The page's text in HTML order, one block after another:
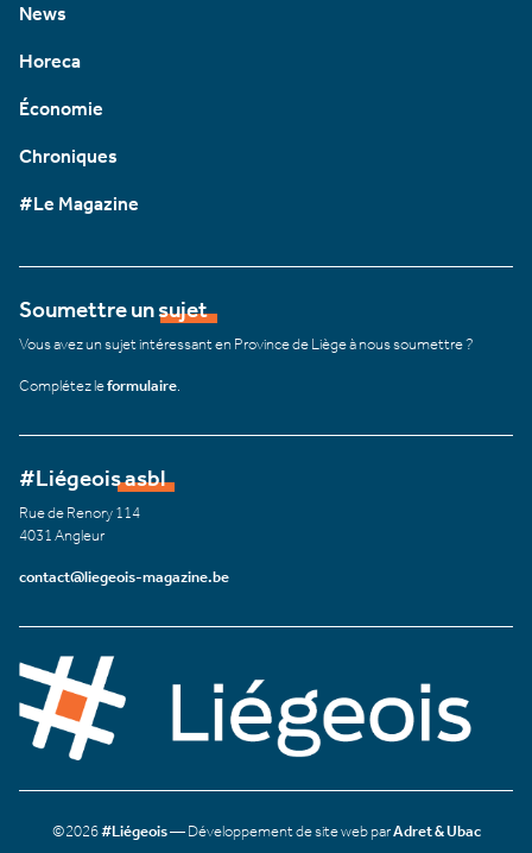
News
Horeca
Économie
Chroniques
#Le Magazine
Soumettre un sujet
Vous avez un sujet intéressant en Province de Liège à nous soumettre ?
Complétez leformulaire
#Liégeois asbl
Rue de Renory 114
4031 Angleur
contact@liegeois-magazine.be
©2026#Liégeois— Développement de site web parAdret & Ubac